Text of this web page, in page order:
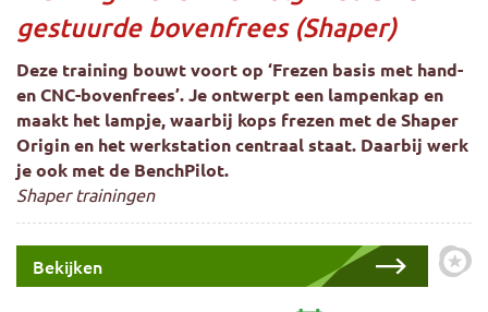
gestuurde bovenfrees (Shaper)
Deze training bouwt voort op ‘Frezen basis met hand-
en CNC-bovenfrees’. Je ontwerpt een lampenkap en
maakt het lampje, waarbij kops frezen met de Shaper
Origin en het werkstation centraal staat. Daarbij werk
je ook met de BenchPilot.
Shaper trainingen
Bekijken Zet